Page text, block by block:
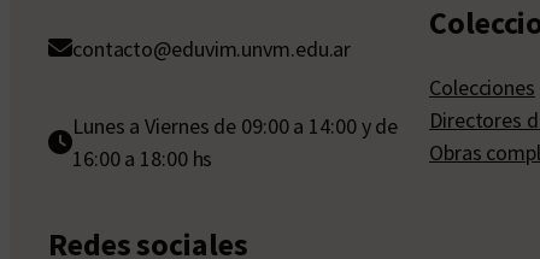
contacto@eduvim.unvm.edu.ar
Lunes a Viernes de 09:00 a 14:00 y de
16:00 a 18:00 hs
Redes sociales
Colecciones
Directores
Obras